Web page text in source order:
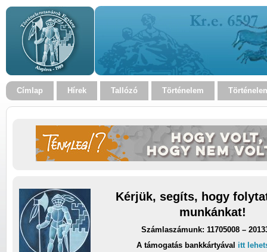
Címlap Hírek Tallózó Történelem
Kérjük, segíts, hogy
munkánkat!
Számlaszámunk: 11705008 –
A támogatás bankkártyával itt